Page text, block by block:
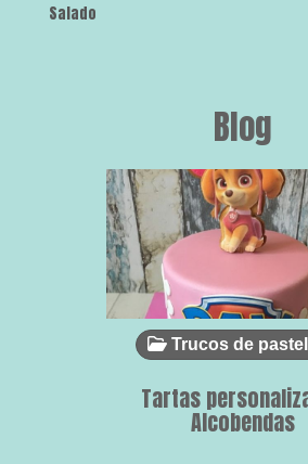
Salado
Blog
Trucos de
Tartas
Alcobendas